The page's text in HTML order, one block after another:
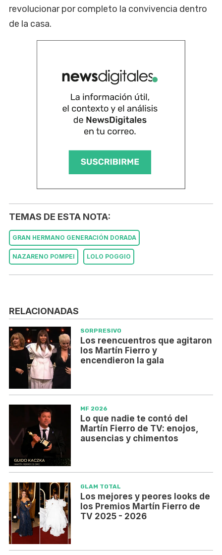
revolucionar por completo la convivencia dentro
de la casa.
TEMAS DE ESTA NOTA:
GRAN HERMANO GENERACIÓN DORADA
NAZARENO POMPEI LOLO POGGIO
RELACIONADAS
SORPRESIVO
Los reencuentros que agitaron
los Martín Fierro y
encendieron la gala
MF 2026
Lo que nadie te contó del
Martín Fierro de TV: enojos,
ausencias y chimentos
GLAM TOTAL
Los mejores y peores looks de
los Premios Martín Fierro de
TV 2025 - 2026